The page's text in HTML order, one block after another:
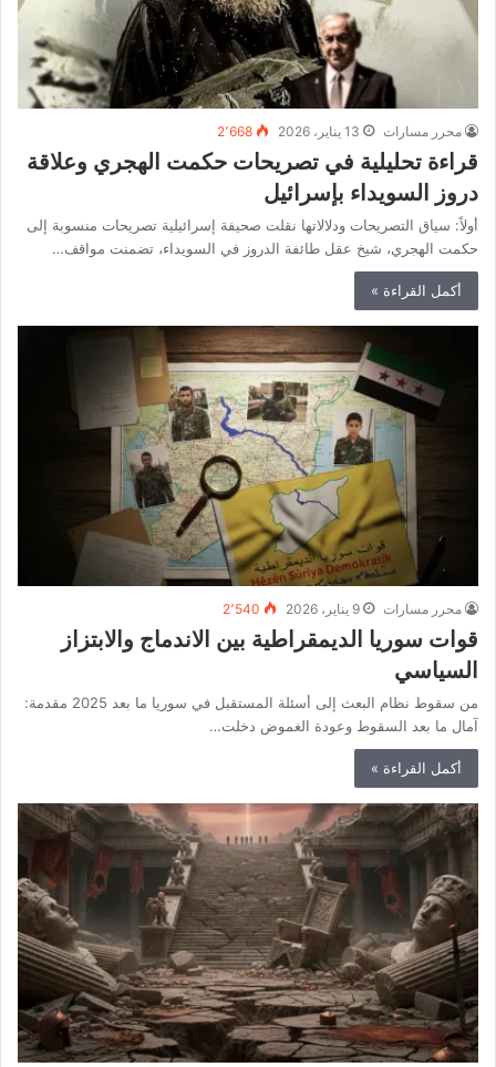
محرر مسارات 13 يناير، 2026 2٬668
قراءة تحليلية في تصريحات حكمت الهجري وعلاقة
دروز السويداء بإسرائيل
أولاً: سياق التصريحات ودلالاتها نقلت صحيفة إسرائيلية تصريحات منسوبة إلى
حكمت الهجري، شيخ عقل طائفة الدروز في السويداء، تضمنت مواقف…
أكمل القراءة »
محرر مسارات 9 يناير، 2026 2٬540
قوات سوريا الديمقراطية بين الاندماج والابتزاز
السياسي
من سقوط نظام البعث إلى أسئلة المستقبل في سوريا ما بعد 2025 مقدمة:
آمال ما بعد السقوط وعودة الغموض دخلت…
أكمل القراءة »